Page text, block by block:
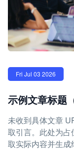
Fri Jul 03 2026
示例文章标题
未收到具体文章
取引言。此处为
取实际内容并生成